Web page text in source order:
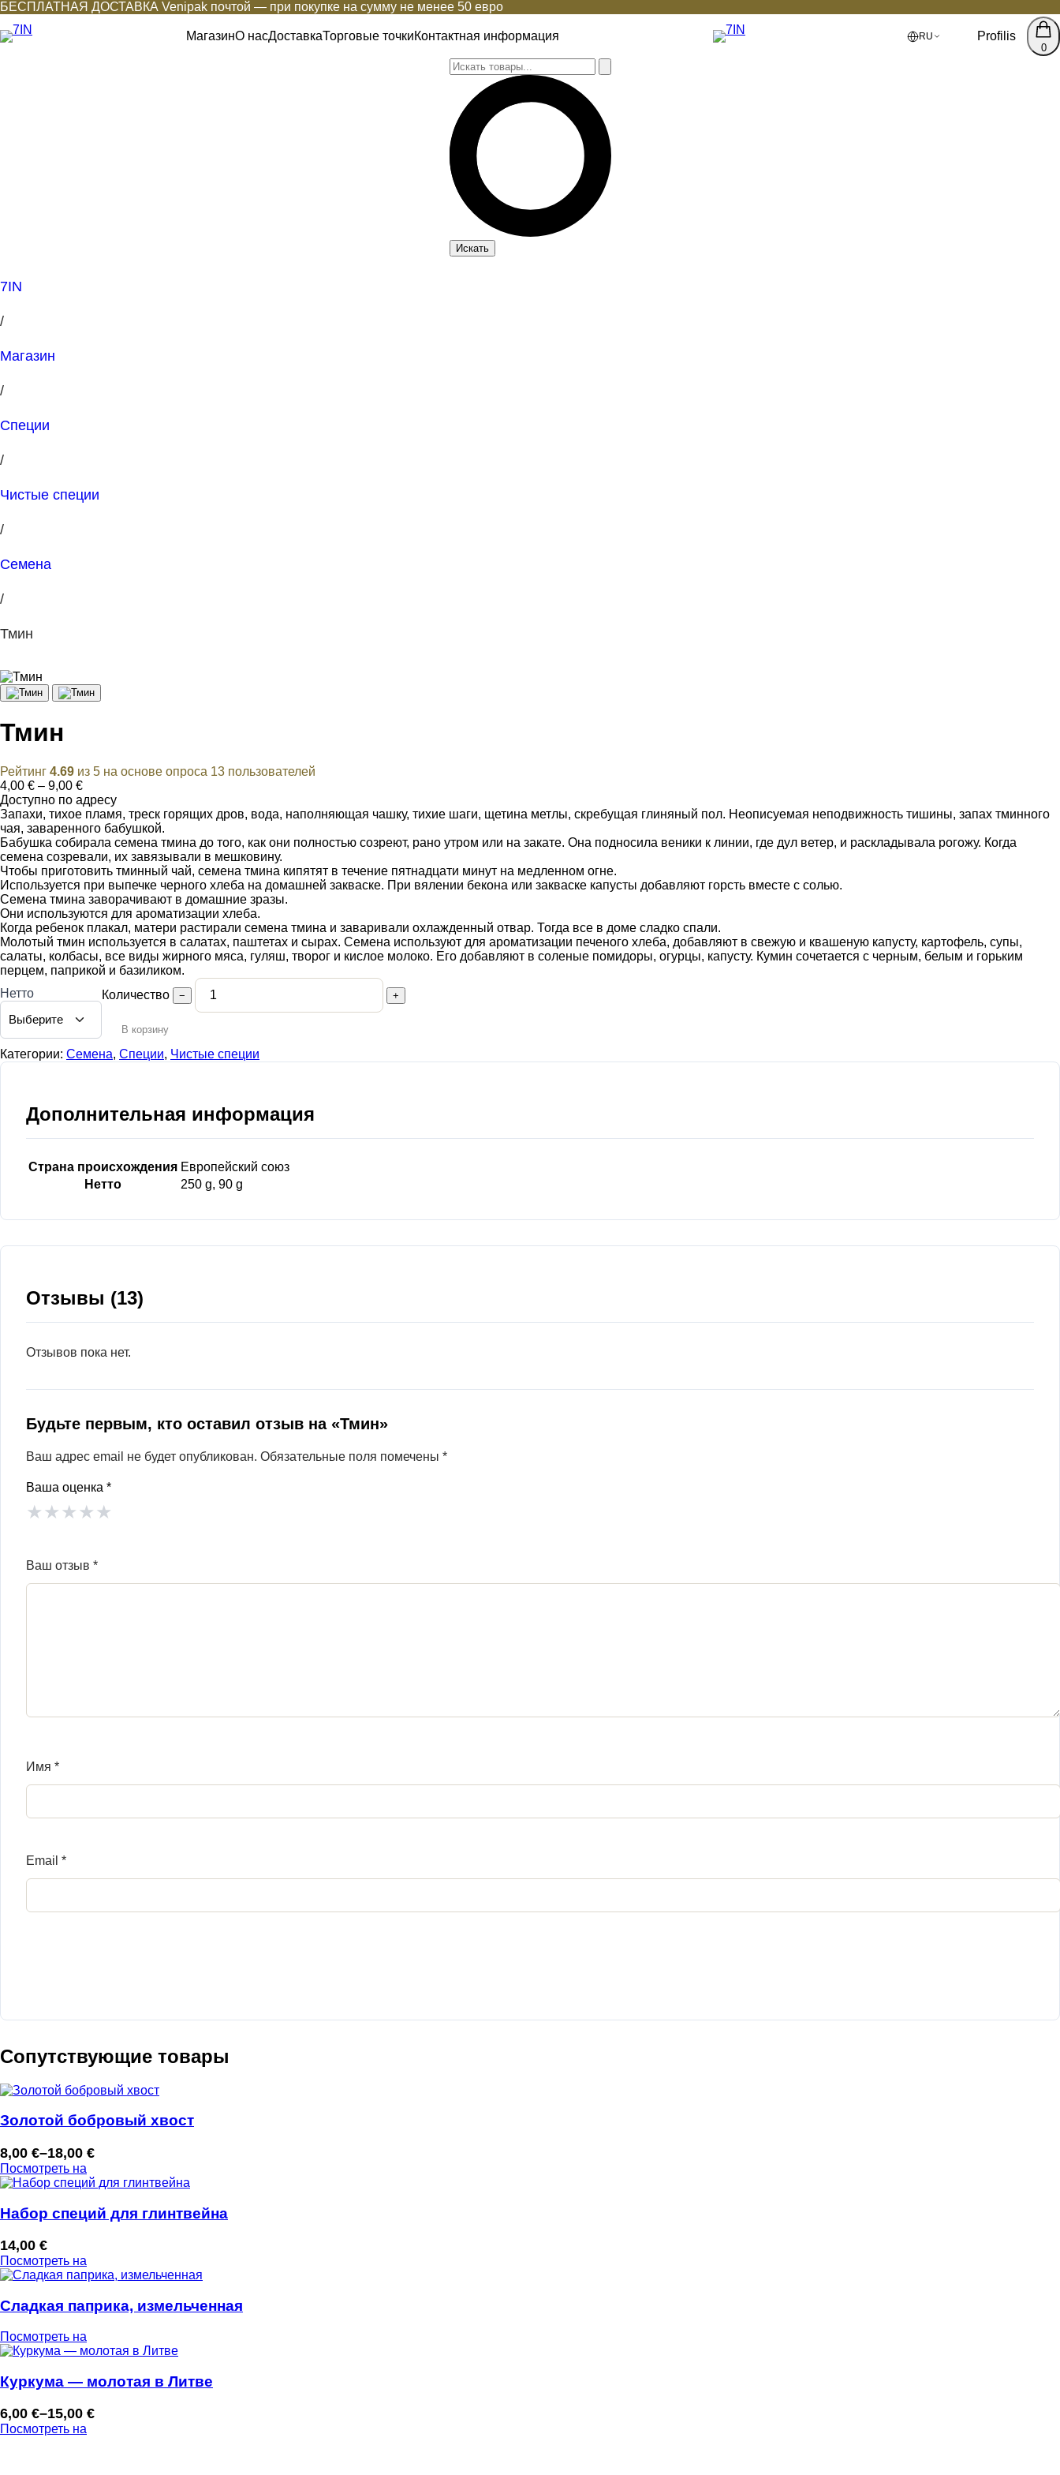
БЕСПЛАТНАЯ ДОСТАВКА Venipak почтой — при покупке на сумму не менее 50 евро
МагазинО насДоставкаТорговые точкиКонтактная информация RU Profilis
0
Искать
7IN
/
Магазин
/
Специи
/
Чистые специи
/
Семена
/
Тмин
Тмин
Рейтинг 4.69 из 5 на основе опроса 13 пользователей
4,00 € – 9,00 €Диапазон
цен:
4,00 €
–
9,00 €
Доступно по адресу
Запахи, тихое пламя, треск горящих дров, вода, наполняющая чашку, тихие шаги, щетина метлы, скребущая глиняный пол. Неописуемая неподвижность тишины, запах тминного
чая, заваренного бабушкой.
Бабушка собирала семена тмина до того, как они полностью созреют, рано утром или на закате. Она подносила веники к линии, где дул ветер, и раскладывала рогожу. Когда
семена созревали, их завязывали в мешковину.
Чтобы приготовить тминный чай, семена тмина кипятят в течение пятнадцати минут на медленном огне.
Используется при выпечке черного хлеба на домашней закваске. При вялении бекона или закваске капусты добавляют горсть вместе с солью.
Семена тмина заворачивают в домашние зразы.
Они используются для ароматизации хлеба.
Когда ребенок плакал, матери растирали семена тмина и заваривали охлажденный отвар. Тогда все в доме сладко спали.
Молотый тмин используется в салатах, паштетах и сырах. Семена используют для ароматизации печеного хлеба, добавляют в свежую и квашеную капусту, картофель, супы,
салаты, колбасы, все виды жирного мяса, гуляш, творог и кислое молоко. Его добавляют в соленые помидоры, огурцы, капусту. Кумин сочетается с черным, белым и горьким
перцем, паприкой и базиликом.
Нетто
Количество − +
В корзину
Категории: Семена, Специи, Чистые специи
Дополнительная информация
Страна происхождения Европейский союз
Нетто
250 g, 90 g
Отзывы (13)
Отзывов пока нет.
Будьте первым, кто оставил отзыв на «Тмин»
Ваш адрес email не будет опубликован. Обязательные поля помечены *
Ваша оценка *
★★★★★
Ваш отзыв *
Имя *
Email *
Сопутствующие товары
Золотой бобровый хвост
8,00 €–18,00 €
Диапазон
цен:
–
Посмотреть на
Набор специй для глинтвейна
14,00 €
Посмотреть на
Сладкая паприка, измельченная
Посмотреть на
Куркума — молотая в Литве
6,00 €–15,00 €
Диапазон
цен:
Посмотреть на